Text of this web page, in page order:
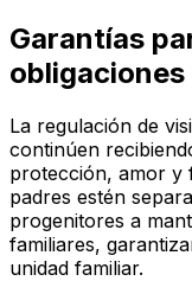
Garantías
La regulación de
continúen
protección, amor y
padres estén
progenitores a
familiares,
unidad familiar.